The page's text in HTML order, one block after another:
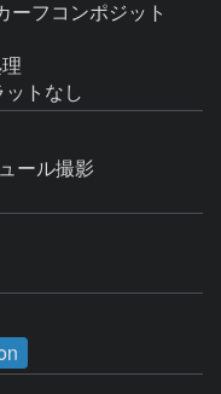
ーフコンポジット
トなし
ール撮影